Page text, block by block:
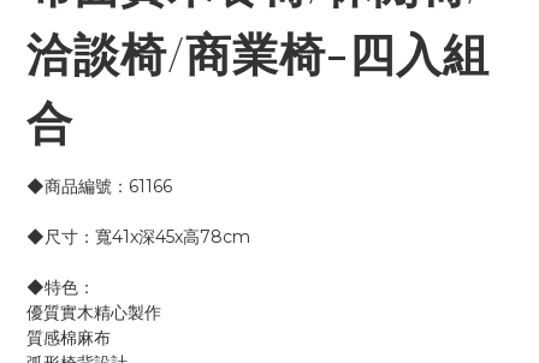
洽談椅/商業椅-四入組
合
◆商品編號：61166
◆尺寸：寬41x深45x高78cm
◆特色：
優質實木精心製作
質感棉麻布